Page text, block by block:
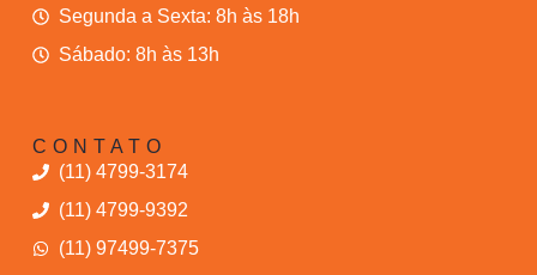
Segunda a Sexta: 8h às 18h
Sábado: 8h às 13h
CONTATO
(11) 4799-3174
(11) 4799-9392
(11) 97499-7375